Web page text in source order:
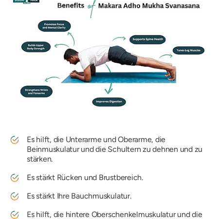
Es hilft, die Unterarme und Oberarme, die
Beinmuskulatur und die Schultern zu dehnen und zu
stärken.
Es stärkt Rücken und Brustbereich.
Es stärkt Ihre Bauchmuskulatur.
Es hilft, die hintere Oberschenkelmuskulatur und die